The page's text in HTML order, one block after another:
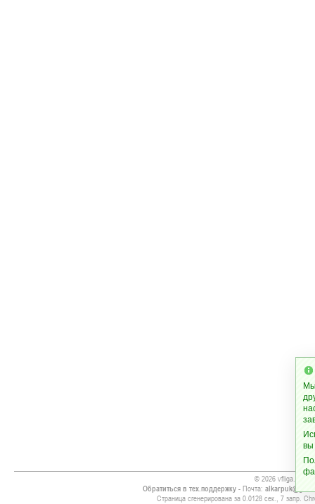
© 2026 vfliga.com
Обратиться в тех.поддержку- Почта:
Страница сгенерирована за 0.0128 сек., 7 запр.
вы